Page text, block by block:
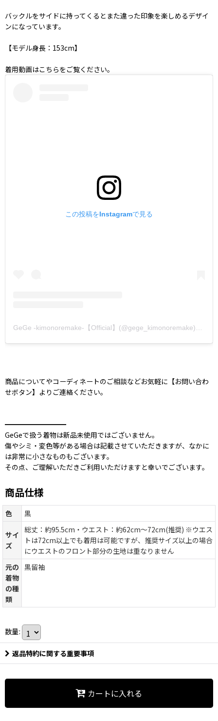
バックルをサイドに持ってくるとまた違った印象を楽しめるデザイ
ンになっています。
【モデル身長：153cm】
着用動画はこちらをご覧ください。
この投稿をInstagramで見る
商品についてやコーディネートのご相談などお気軽に【お問い合わ
せボタン】よりご連絡ください。
━━━━━━━━━
GeGeで扱う着物は新品未使用ではございません。
傷やシミ・変色等がある場合は記載させていただきますが、なかに
は非常に小さなものもございます。
その点、ご理解いただきご利用いただけますと幸いでございます。
商品仕様
色 黒
サイ
ズ
総丈：約95.5cm・ウエスト：約62cm〜72cm(推奨) ※ウエス
トは72cm以上でも着用は可能ですが、推奨サイズ以上の場合
にウエストのフロント部分の生地は重なりません
元の
着物
の種
類
黒留袖
数量:
返品特約に関する重要事項
カートに入れる